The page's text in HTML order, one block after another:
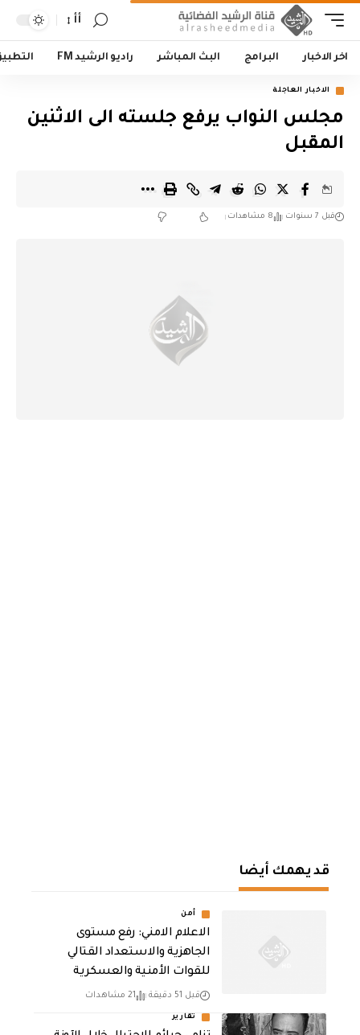
أأ
اخر الاخبار البرامج البث المباشر راديو الرشيد FM
الاخبار العاجلة
مجلس النواب يرفع جلسته الى الاثنين
المقبل
قبل 7 سنوات 8 مشاهدات
قد يهمك أيضا
أمن
الاعلام الامني: رفع مستوى
الجاهزية والاستعداد القتالي
للقوات الأمنية والعسكرية
قبل 51 دقيقة 21 مشاهدات
تقارير